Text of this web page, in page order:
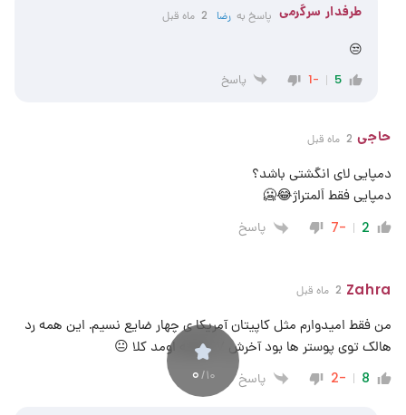
0/10
طرفدار سرگرمی پاسخ بهرضا 2 ماه قبل
😒
5
-1 پاسخ
حاجی 2 ماه قبل
دمپایی لای انگشتی باشد؟
دمپایی فقط اَلمتراژ😂🥶
2
-7 پاسخ
Zahra 2 ماه قبل
من فقط امیدوارم مثل کاپیتان آمریکا ی چهار ضایع نسیم. این همه رد
هالک توی پوستر ها بود آخرش ۷ دقیقه اومد کلا 😐
8
-2 پاسخ